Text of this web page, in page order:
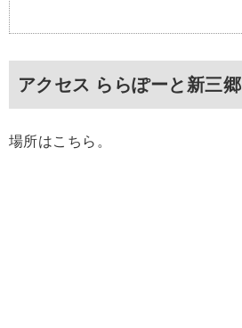
アクセス ららぽーと新三郷
場所はこちら。